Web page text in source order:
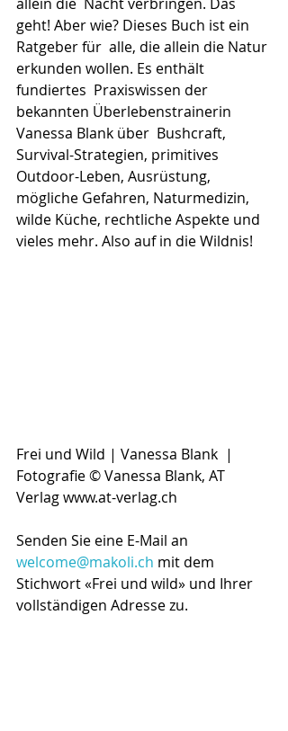
geht! Aber wie? Dieses Buch ist ein
Ratgeber für  alle, die allein die Natur
erkunden wollen. Es enthält
fundiertes  Praxiswissen der
bekannten Überlebenstrainerin
Vanessa Blank über  Bushcraft,
Survival-Strategien, primitives
Outdoor-Leben, Ausrüstung,
mögliche Gefahren, Naturmedizin,
wilde Küche, rechtliche Aspekte und
vieles mehr. Also auf in die Wildnis!
Frei und Wild | Vanessa Blank  |
Fotografie © Vanessa Blank, AT
Verlag www.at-verlag.ch
Senden Sie eine E-Mail an
welcome@makoli.ch mit dem
Stichwort «Frei und wild» und Ihrer
vollständigen Adresse zu.